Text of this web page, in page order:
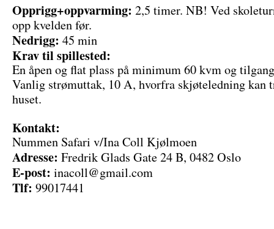
Opprigg+oppvarming: 2,5 timer. NB! Ved
opp kvelden før.
Nedrigg: 45 min
Krav til spillested:
En åpen og flat plass på minimum 60 kvm og
Vanlig strømuttak, 10 A, hvorfra skjøteledning kan
huset.
Kontakt:
Nummen Safari v/Ina Coll Kjølmoen
Adresse: Fredrik Glads Gate 24 B, 0482 Oslo
E-post: inacoll@gmail.com
Tlf: 99017441